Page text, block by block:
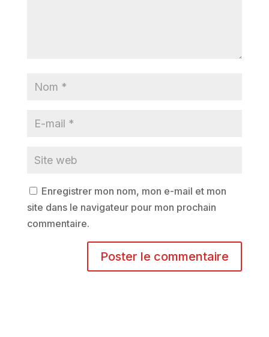
Enregistrer mon nom, mon e-mail et mon
site dans le navigateur pour mon prochain
commentaire.